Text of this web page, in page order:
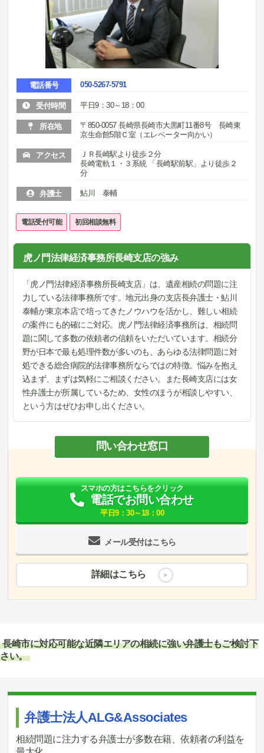
電話番号 050-5267-5791
受付時間 平日9：30～18：00
所在地
〒850-0057 長崎県長崎市大黒町11番8号 長崎東
京生命館5階Ｃ室（エレベーター向かい）
アクセス
ＪＲ長崎駅より徒歩２分
長崎電軌１・３系統 「長崎駅前駅」より徒歩２
分
弁護士 鮎川 泰輔
電話受付可能 初回相談無料
虎ノ門法律経済事務所長崎支店の強み
「虎ノ門法律経済事務所長崎支店」は、遺産相続の問題に注
力している法律事務所です。地元出身の支店長弁護士・鮎川
泰輔が東京本店で培ってきたノウハウを活かし、難しい相続
の案件にも的確にご対応。虎ノ門法律経済事務所は、相続問
題に関して多数の依頼者の信頼をいただいています。相続分
野が日本で最も処理件数が多いのも、あらゆる法律問題に対
処できる総合病院的法律事務所ならではの特徴。悩みを抱え
込まず、まずは気軽にご相談ください。また長崎支店には女
性弁護士が所属しているため、女性のほうが相談しやすい、
という方はぜひお申し出ください。
問い合わせ窓口
メール受付はこちら
スマホの方はこちらをクリック
電話でお問い合わせ
平日9：30～18：00
詳細はこちら
長崎市に対応可能な近隣エリアの相続に強い弁護士もご検討下
さい。
弁護士法人ALG&Associates
相続問題に注力する弁護士が多数在籍、依頼者の利益を